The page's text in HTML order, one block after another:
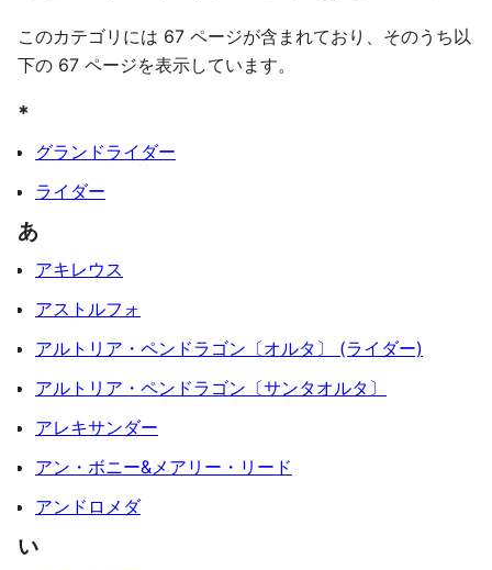
このカテゴリには 67 ページが含まれており、そのうち以
下の 67 ページを表示しています。
*
グランドライダー
ライダー
あ
アキレウス
アストルフォ
アルトリア・ペンドラゴン〔オルタ〕 (ライダー)
アルトリア・ペンドラゴン〔サンタオルタ〕
アレキサンダー
アン・ボニー&メアリー・リード
アンドロメダ
い